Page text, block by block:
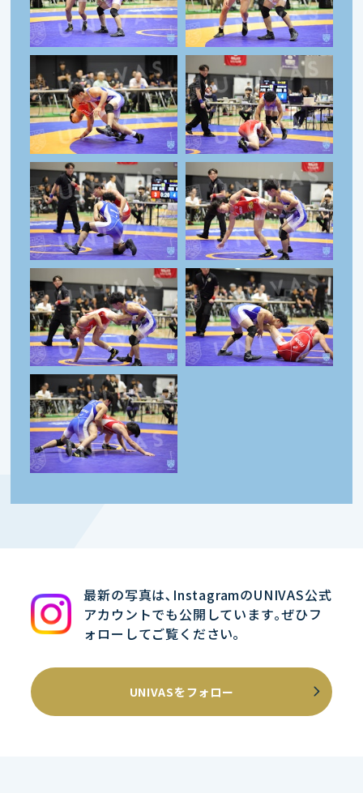
最新の写真は､InstagramのUNIVAS公式
アカウントでも公開しています｡ぜひフ
ォローしてご覧ください｡
UNIVASをフォロー